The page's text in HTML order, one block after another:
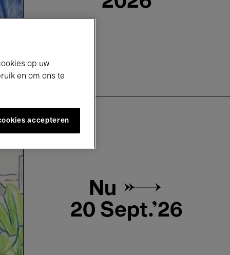
Nu →
20 Sept.'26
op uw
en om ons te
accepteren